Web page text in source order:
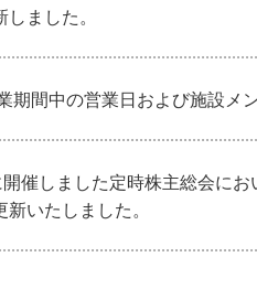
ました。
期間中の営業日および施設メ
催しました定時株主総会に
いたしました。